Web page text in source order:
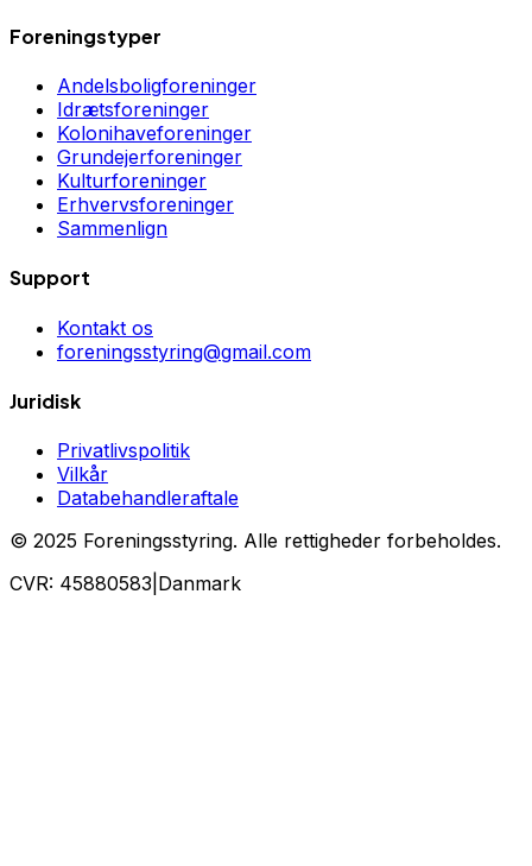
Foreningstyper
Andelsboligforeninger
Idrætsforeninger
Kolonihaveforeninger
Grundejerforeninger
Kulturforeninger
Erhvervsforeninger
Sammenlign
Support
Kontakt os
foreningsstyring@gmail.com
Juridisk
Privatlivspolitik
Vilkår
Databehandleraftale
© 2025 Foreningsstyring. Alle rettigheder forbeholdes.
CVR: 45880583 Danmark